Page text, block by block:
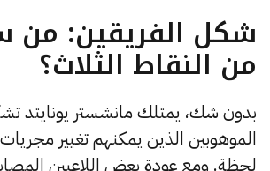
شكل الفريقين: من
من النقاط الثلاث؟
بدون شك، يمتلك مانشستر يونايتد
الموهوبين الذين يمكنهم تغيير مجريات
لحظة. ومع عودة بعض اللاعبين